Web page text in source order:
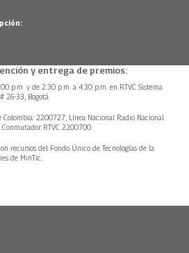
y entrega de premios:
p.m. y de 2:30 p.m. a 4:30 p.m. en RTVC Sistema
26-33, Bogotá.
2200727, Línea Nacional Radio Nacional
RTVC 2200700
recursos del Fondo Único de Tecnologías de la
de MinTic.